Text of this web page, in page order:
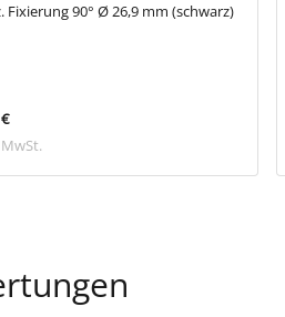
Fixierung 90° Ø 26,9 mm (schwarz)